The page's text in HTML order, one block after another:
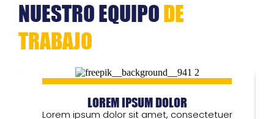
NUESTRO EQUIPODE
TRABAJO
LOREM IPSUM DOLOR
Lorem ipsum dolor sit amet, consectetuer